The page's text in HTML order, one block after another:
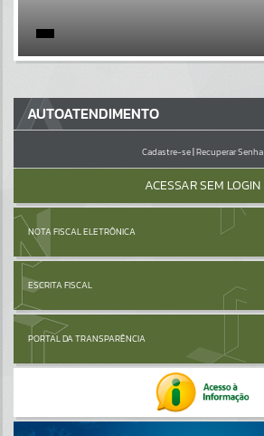
Por favor, aguarde...
GALERIAS
Por favor, aguarde...
AUTOATENDIMENTO
Cadastre-se|Recuperar Senha
ACESSAR SEM LOGIN
NOTA FISCAL ELETRÔNICA
ESCRITA FISCAL
PORTAL DA TRANSPARÊNCIA